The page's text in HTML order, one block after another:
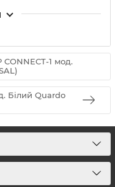
CONNECT-1 мод.
Білий Quardo